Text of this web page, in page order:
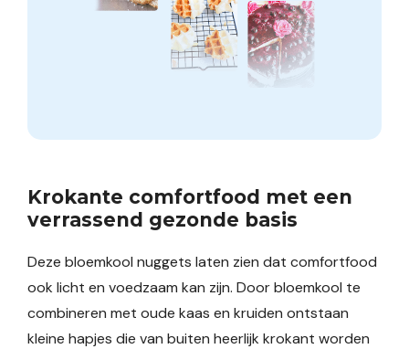
Krokante comfortfood met een
verrassend gezonde basis
Deze bloemkool nuggets laten zien dat comfortfood
ook licht en voedzaam kan zijn. Door bloemkool te
combineren met oude kaas en kruiden ontstaan
kleine hapjes die van buiten heerlijk krokant worden